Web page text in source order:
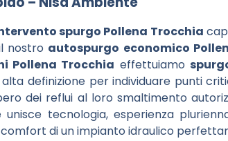
spurgo Pollena Trocchia
nostro autospurgo economico
Pollena Trocchia effettuiamo
definizione per individuare punti
dei reflui al loro smaltimento
tecnologia, esperienza
di un impianto idraulico